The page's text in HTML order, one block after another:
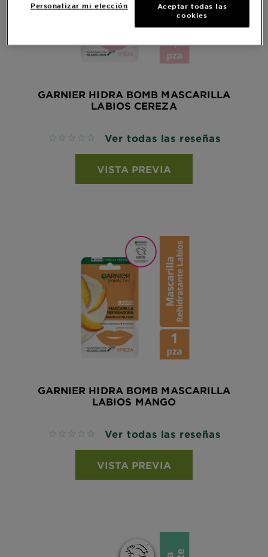
GARNIER HIDRA BOMB MASCARILLA
LABIOS CEREZA
No reviews Ver todas las reseñas
VISTA PREVIA
GARNIER HIDRA BOMB MASCARILLA
LABIOS MANGO
No reviews Ver todas las reseñas
VISTA PREVIA
Personalizar mi elección
Aceptar todas las
cookies